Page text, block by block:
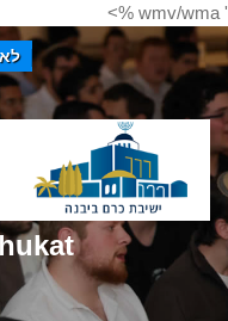
' wmv/wma %>